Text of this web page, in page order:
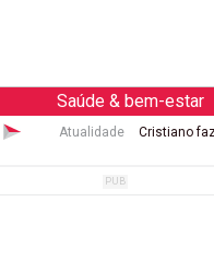
Saúde & bem-estar
Atualidade Cristiano